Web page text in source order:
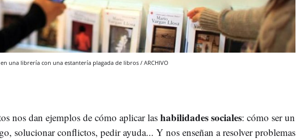
una librería con una estantería plagada de libros / ARCHIVO
nos dan ejemplos de cómo aplicar las habilidades sociales: cómo ser un
solucionar conflictos, pedir ayuda... Y nos enseñan a resolver problemas